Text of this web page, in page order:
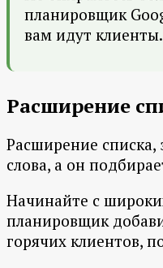
планировщик
вам идут клиенты.
Расширение
Расширение списка,
слова, а он
Начинайте с
планировщик
горячих клиентов,